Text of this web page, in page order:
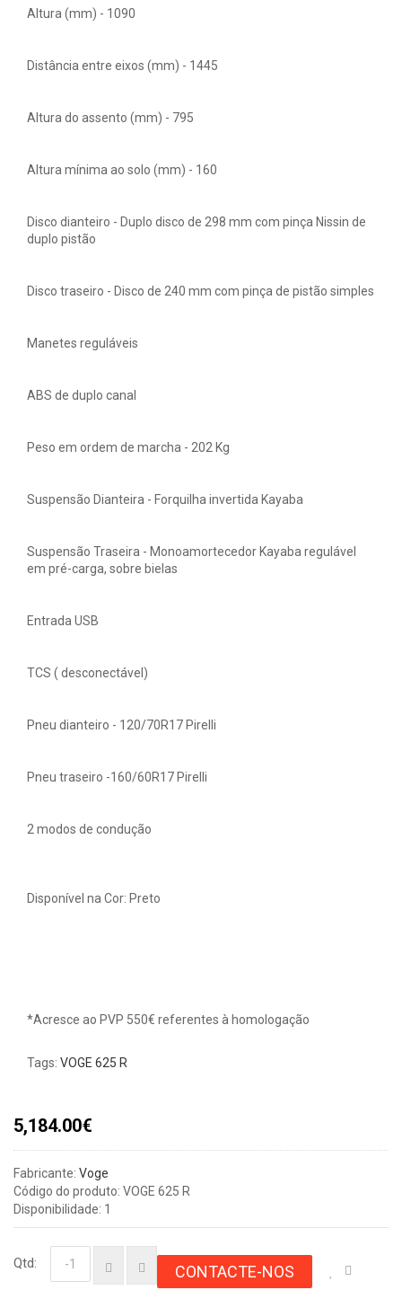
Altura (mm) - 1090
Distância entre eixos (mm) - 1445
Altura do assento (mm) - 795
Altura mínima ao solo (mm) - 160
Disco dianteiro - Duplo disco de 298 mm com pinça Nissin de
duplo pistão
Disco traseiro - Disco de 240 mm com pinça de pistão simples
Manetes reguláveis
ABS de duplo canal
Peso em ordem de marcha - 202 Kg
Suspensão Dianteira - Forquilha invertida Kayaba
Suspensão Traseira - Monoamortecedor Kayaba regulável
em pré-carga, sobre bielas
Entrada USB
TCS ( desconectável)
Pneu dianteiro - 120/70R17 Pirelli
Pneu traseiro -160/60R17 Pirelli
2 modos de condução
Disponível na Cor: Preto
*Acresce ao PVP 550€ referentes à homologação
Tags: VOGE 625 R
5,184.00€
Fabricante: Voge
Código do produto: VOGE 625 R
Disponibilidade: 1
Qtd: CONTACTE-NOS